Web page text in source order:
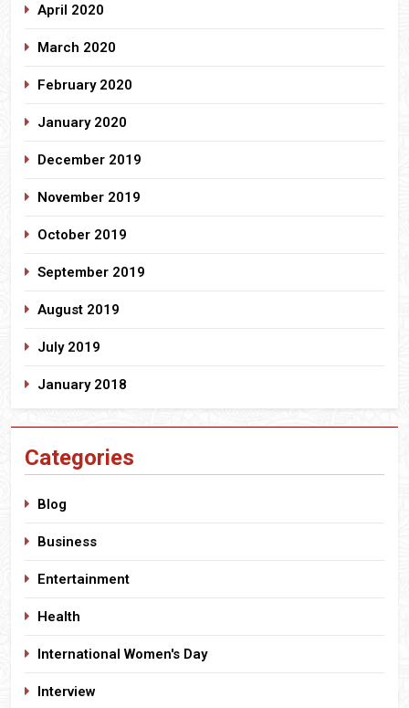
April 2020
March 2020
February 2020
January 2020
December 2019
November 2019
October 2019
September 2019
August 2019
July 2019
January 2018
Categories
Blog
Business
Entertainment
Health
International Women's Day
Interview